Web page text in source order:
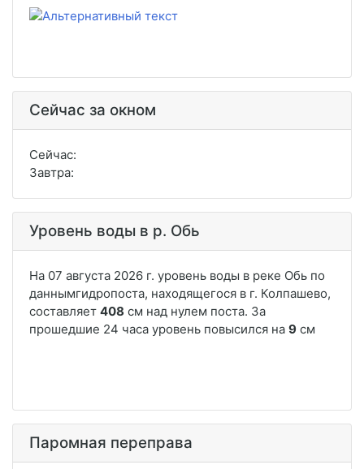
Сейчас за окном
Сейчас:
Завтра:
Уровень воды в р. Обь
Паромная переправа